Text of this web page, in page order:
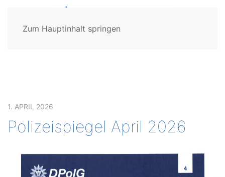
Zum Hauptinhalt springen
1. APRIL 2026
Polizeispiegel April 2026